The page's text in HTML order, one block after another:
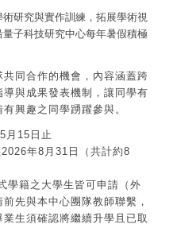
研究與實作訓練，拓展學術視
子科技研究中心每年暑假積極
同合作的機會，內容涵蓋跨
與成果發表機制，讓同學有
興趣之同學踴躍參與。
月15日止
年8月31日
（共計約8
學籍之大學生皆可申請（外
先與本中心團隊教師聯繫，
生須確認將繼續升學且已取